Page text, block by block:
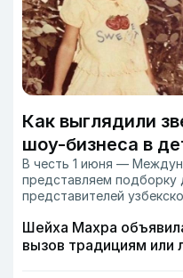
Как выглядили
шоу-бизнеса в
В честь 1 июня —
представляем подборку
представителей
Шейха Махра
вызов традициям или